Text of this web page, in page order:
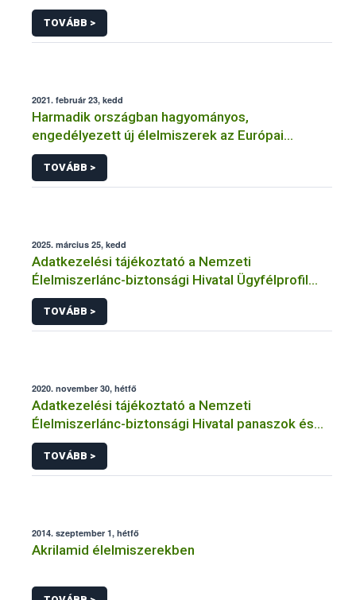
TOVÁBB >
2021. február 23, kedd
Harmadik országban hagyományos,
engedélyezett új élelmiszerek az Európai
Unióban
TOVÁBB >
2025. március 25, kedd
Adatkezelési tájékoztató a Nemzeti
Élelmiszerlánc-biztonsági Hivatal Ügyfélprofil
Rendszerben kistermelői tevékenység
témakörben intézhető közhatalmi eljárásaihoz
kapcsolódó adatkezeléséhez
TOVÁBB >
2020. november 30, hétfő
Adatkezelési tájékoztató a Nemzeti
Élelmiszerlánc-biztonsági Hivatal panaszok és
közérdekű bejelentések kezeléséhez
kapcsolódó adatkezeléséhez
TOVÁBB >
2014. szeptember 1, hétfő
Akrilamid élelmiszerekben